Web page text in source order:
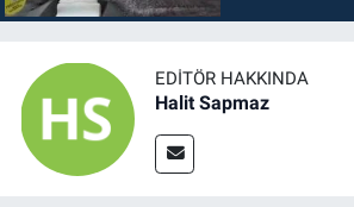
EDITÖR HAKKINDA
Halit Sapmaz